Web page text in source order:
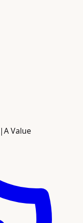
|A Value